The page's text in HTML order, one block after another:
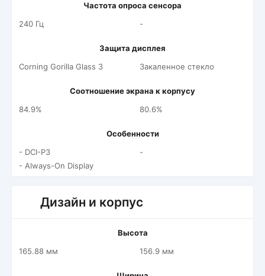
Частота опроса сенсора
240 Гц
-
Защита дисплея
Corning Gorilla Glass 3
Закаленное стекло
Соотношение экрана к корпусу
84.9%
80.6%
Особенности
- DCI-P3
- Always-On Display
-
Дизайн и корпус
Высота
165.88 мм
156.9 мм